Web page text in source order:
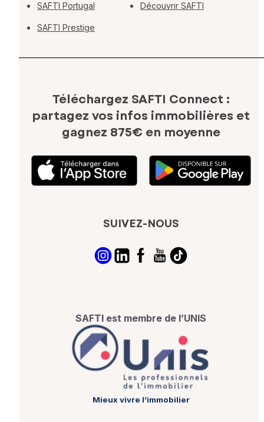
SAFTI Portugal
SAFTI Prestige
Découvrir SAFTI
Téléchargez SAFTI Connect :
partagez vos infos immobilières et
gagnez 875€ en moyenne
SUIVEZ-NOUS
SAFTI est membre de l’UNIS
Mieux vivre l’immobilier